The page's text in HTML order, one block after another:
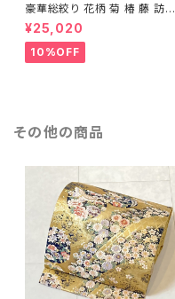
豪華総絞り 花柄 菊 椿 藤 訪問
着 鹿の子絞り ラメ 正絹 黒 白
グレー 1435
¥25,020
10%OFF
その他の商品